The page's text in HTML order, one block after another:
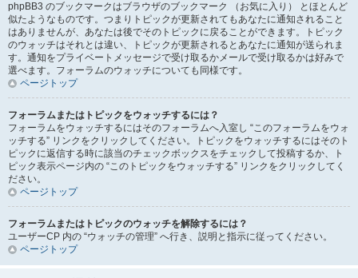
phpBB3 のブックマークはブラウザのブックマーク （お気に入り） とほとんど
似たようなものです。つまりトピックが更新されてもあなたに通知されること
はありませんが、あなたは後でそのトピックに戻ることができます。トピック
のウォッチはそれとは違い、トピックが更新されるとあなたに通知が送られま
す。通知をプライベートメッセージで受け取るかメールで受け取るかは好みで
選べます。フォーラムのウォッチについても同様です。
ページトップ
フォーラムまたはトピックをウォッチするには？
フォーラムをウォッチするにはそのフォーラムへ入室し “このフォーラムをウォ
ッチする” リンクをクリックしてください。トピックをウォッチするにはそのト
ピックに返信する時に該当のチェックボックスをチェックして投稿するか、ト
ピック表示ページ内の “このトピックをウォッチする” リンクをクリックしてく
ださい。
ページトップ
フォーラムまたはトピックのウォッチを解除するには？
ユーザーCP 内の “ウォッチの管理” へ行き、説明と指示に従ってください。
ページトップ